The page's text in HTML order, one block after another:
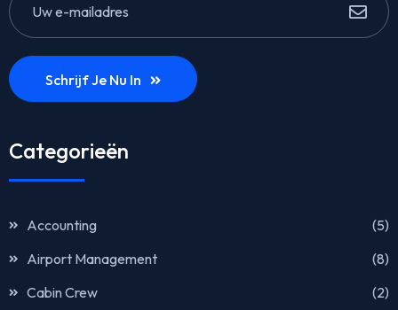
Schrijf Je Nu In
Categorieën
Accounting
(5)
Airport Management
(8)
Cabin Crew
(2)